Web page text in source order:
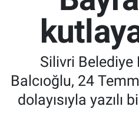
Silivri Belediye
Balcıoğlu, 24
dolayısıyla yazılı
Tüm Manşetler
Son Dakika Haberleri
Haber Arşivi